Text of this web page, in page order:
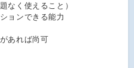
なく使えること）
ョンできる能力
あれば尚可